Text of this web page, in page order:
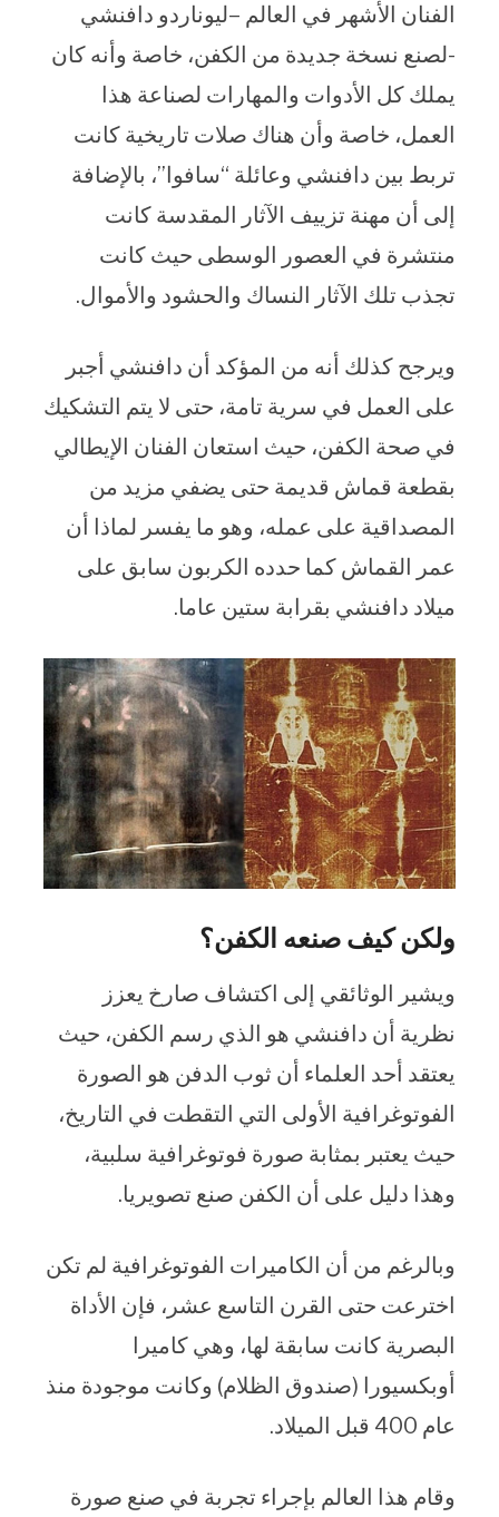
الفنان الأشهر في العالم –ليوناردو دافنشي
-لصنع نسخة جديدة من الكفن، خاصة وأنه كان
يملك كل الأدوات والمهارات لصناعة هذا
العمل، خاصة وأن هناك صلات تاريخية كانت
تربط بين دافنشي وعائلة “سافوا”، بالإضافة
إلى أن مهنة تزييف الآثار المقدسة كانت
منتشرة في العصور الوسطى حيث كانت
تجذب تلك الآثار النساك والحشود والأموال.
ويرجح كذلك أنه من المؤكد أن دافنشي أجبر
على العمل في سرية تامة، حتى لا يتم التشكيك
في صحة الكفن، حيث استعان الفنان الإيطالي
بقطعة قماش قديمة حتى يضفي مزيد من
المصداقية على عمله، وهو ما يفسر لماذا أن
عمر القماش كما حدده الكربون سابق على
ميلاد دافنشي بقرابة ستين عاما.
ولكن كيف صنعه الكفن؟
ويشير الوثائقي إلى اكتشاف صارخ يعزز
نظرية أن دافنشي هو الذي رسم الكفن، حيث
يعتقد أحد العلماء أن ثوب الدفن هو الصورة
الفوتوغرافية الأولى التي التقطت في التاريخ،
حيث يعتبر بمثابة صورة فوتوغرافية سلبية،
وهذا دليل على أن الكفن صنع تصويريا.
وبالرغم من أن الكاميرات الفوتوغرافية لم تكن
اخترعت حتى القرن التاسع عشر، فإن الأداة
البصرية كانت سابقة لها، وهي كاميرا
أوبكسيورا (صندوق الظلام) وكانت موجودة منذ
عام 400 قبل الميلاد.
وقام هذا العالم بإجراء تجربة في صنع صورة